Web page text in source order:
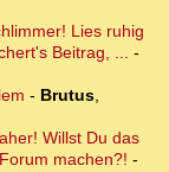
Lies ruhig
Beitrag, ... -
- Brutus,
Willst Du das
machen?! -